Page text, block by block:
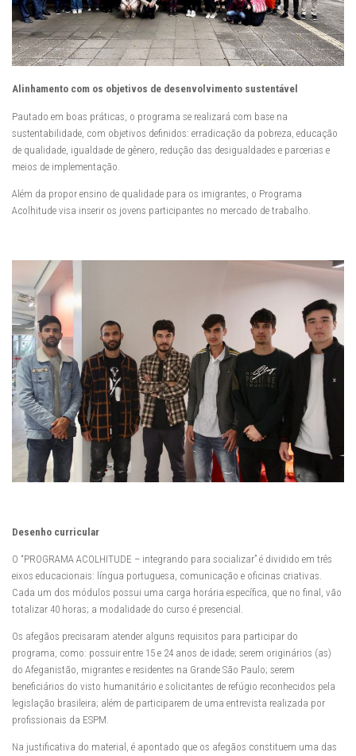
Alinhamento com os objetivos de desenvolvimento sustentável
Pautado em boas práticas, o programa se realizará com base na
sustentabilidade, com objetivos definidos: erradicação da pobreza, educação
de qualidade, igualdade de gênero, redução das desigualdades e parcerias e
meios de implementação.
Além da propor ensino de qualidade para os imigrantes, o Programa
Acolhitude visa inserir os jovens participantes no mercado de trabalho.
Desenho curricular
O “PROGRAMA ACOLHITUDE – integrando para socializar” é dividido em três
eixos educacionais: língua portuguesa, comunicação e oficinas criativas.
Cada um dos módulos possui uma carga horária específica, que no final, vão
totalizar 40 horas; a modalidade do curso é presencial.
Os afegãos precisaram atender alguns requisitos para participar do
programa, como: possuir entre 15 e 24 anos de idade; serem originários (as)
do Afeganistão, migrantes e residentes na Grande São Paulo; serem
beneficiários do visto humanitário e solicitantes de refúgio reconhecidos pela
legislação brasileira; além de participarem de uma entrevista realizada por
profissionais da ESPM.
Na justificativa do material, é apontado que os afegãos constituem uma das